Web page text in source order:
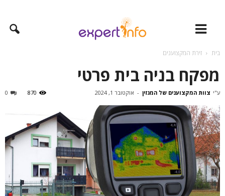
בית זירת המקצוענים
מפקח בניה בית פרטי
ע"י צוות המקצוענים של המגזין - אוקטובר 1, 2024 0 870